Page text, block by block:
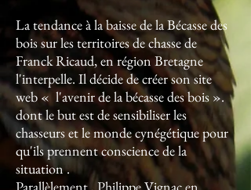
La tendance à la baisse de la Bécasse des
bois sur les territoires de chasse de
Franck Ricaud, en région Bretagne
l'interpelle. Il décide de créer son site
web « l'avenir de la bécasse des bois ».
dont le but est de sensibiliser les
chasseurs et le monde cynégétique pour
qu'ils prennent conscience de la
situation .